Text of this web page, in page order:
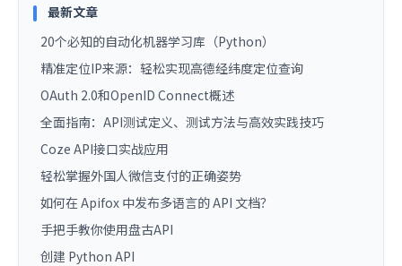
最新文章
20个必知的自动化机器学习库（Python）
精准定位IP来源：轻松实现高德经纬度定位查询
OAuth 2.0和OpenID Connect概述
全面指南：API测试定义、测试方法与高效实践技巧
Coze API接口实战应用
轻松掌握外国人微信支付的正确姿势
如何在 Apifox 中发布多语言的 API 文档？
手把手教你使用盘古API
创建 Python API